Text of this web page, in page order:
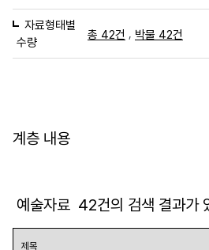
자료형태별
수량
총 42건 , 박물 42건
계층 내용
예술자료 42건의 검색 결과가